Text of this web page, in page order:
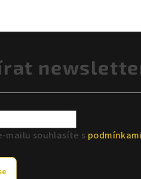
mailu souhlasíte s